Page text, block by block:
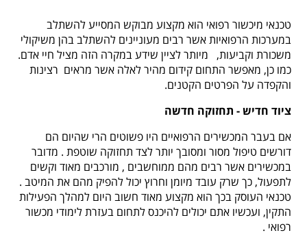
טכנאי מיכשור רפואי הוא מקצוע מבוקש המסייע להשתלב
במערכות הרפואיות אשר רבים מעוניינים להשתלב בהן משיקולי
משכורת וקביעות,
מיותר לציין שידע במקרה הזה מציל חיי אדם.
כמו כן, מאפשר התחום קידום מהיר לאלה אשר מראים רצינות
והקפדה על הפרטים הקטנים.
ציוד חדיש- תחזוקה חדשה
אם בעבר המכשירים הרפואיים היו פשוטים הרי שהיום הם
דורשים טיפול מסור ומסובך יותר לצד תחזוקה שוטפת . מדובר
במכשירים אשר רבים מהם ממוחשבים , מורכבים מאוד וקשים
לתפעול, כך שרק עובד מיומן וחרוץ יכול להפיק מהם את המיטב .
טכנאי העוסק בכך הוא מקצוע מאוד חשוב היום למהלך הפעילות
התקין, ועכשיו אתם יכולים להיכנס לתחום בעזרת לימודי מכשור
רפואי .